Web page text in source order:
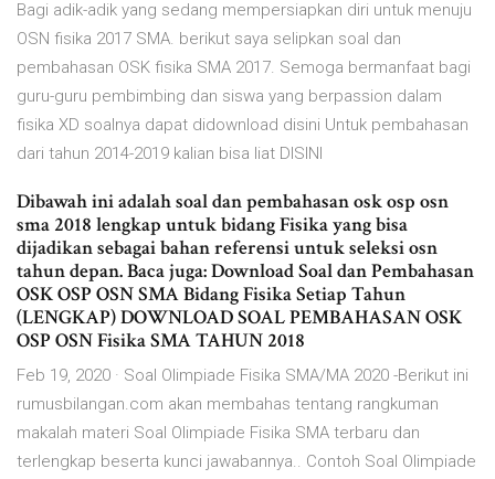
Bagi adik-adik yang sedang mempersiapkan diri untuk menuju
OSN fisika 2017 SMA. berikut saya selipkan soal dan
pembahasan OSK fisika SMA 2017. Semoga bermanfaat bagi
guru-guru pembimbing dan siswa yang berpassion dalam
fisika XD soalnya dapat didownload disini Untuk pembahasan
dari tahun 2014-2019 kalian bisa liat DISINI
Dibawah ini adalah soal dan pembahasan osk osp osn
sma 2018 lengkap untuk bidang Fisika yang bisa
dijadikan sebagai bahan referensi untuk seleksi osn
tahun depan. Baca juga: Download Soal dan Pembahasan
OSK OSP OSN SMA Bidang Fisika Setiap Tahun
(LENGKAP) DOWNLOAD SOAL PEMBAHASAN OSK
OSP OSN Fisika SMA TAHUN 2018
Feb 19, 2020 · Soal Olimpiade Fisika SMA/MA 2020 -Berikut ini
rumusbilangan.com akan membahas tentang rangkuman
makalah materi Soal Olimpiade Fisika SMA terbaru dan
terlengkap beserta kunci jawabannya.. Contoh Soal Olimpiade